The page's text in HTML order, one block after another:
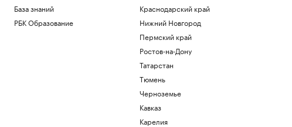
База знаний
РБК Образование
Краснодарский край
Нижний Новгород
Пермский край
Ростов-на-Дону
Татарстан
Тюмень
Черноземье
Кавказ
Карелия